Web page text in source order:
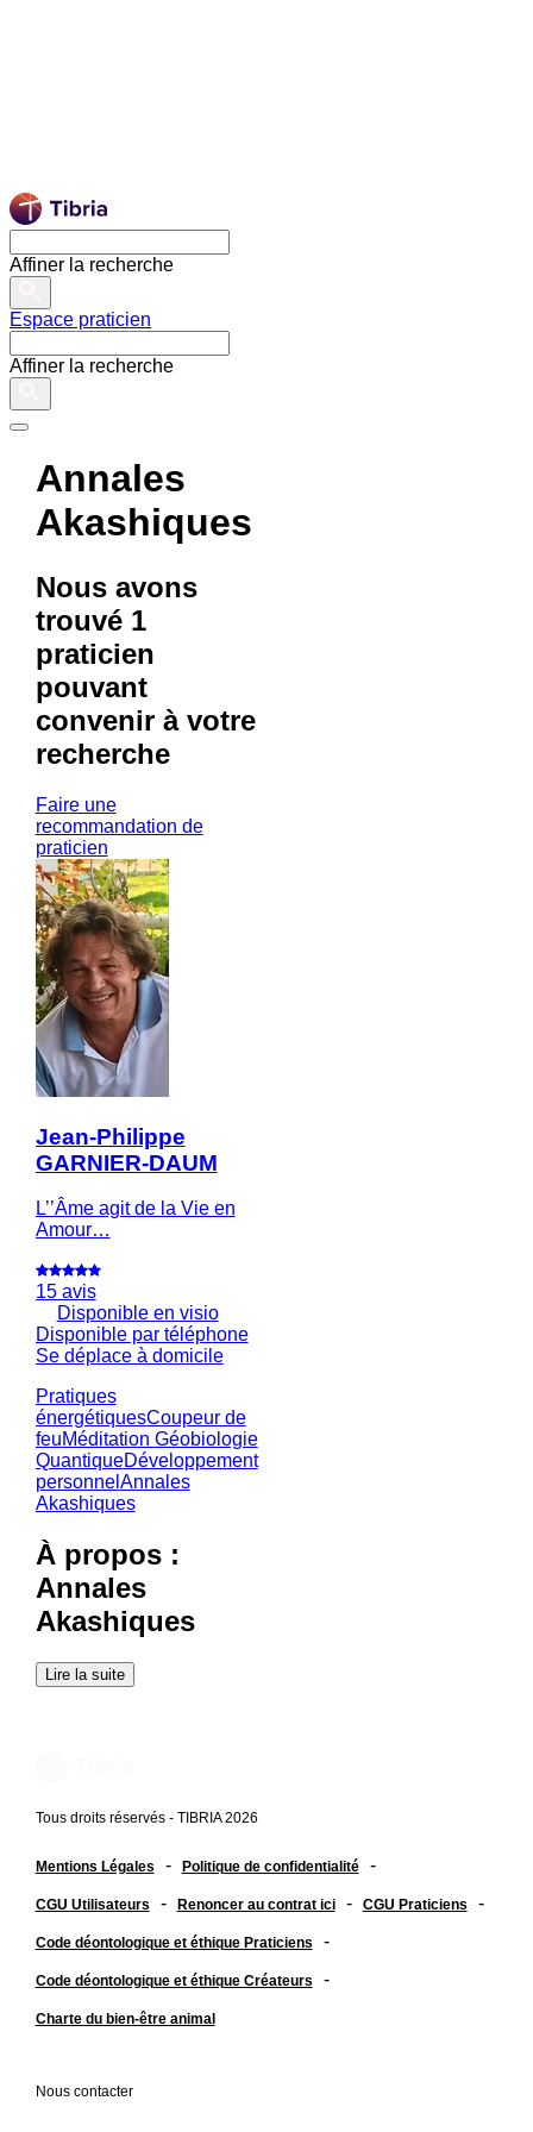
Affiner la recherche
Espace praticien
Affiner la recherche
Annales
Akashiques
Nous avons
trouvé 1
praticien
pouvant
convenir à votre
recherche
Faire une
recommandation de
praticien
Jean-Philippe
GARNIER-DAUM
L’’Âme agit de la Vie en
Amour…
15 avis
Disponible en visio
Disponible par téléphone
Se déplace à domicile
Pratiques
énergétiquesCoupeur de
feuMéditation Géobiologie
QuantiqueDéveloppement
personnel Annales
Akashiques
À propos :
Annales
Akashiques
Lire la suite
Tous droits réservés - TIBRIA 2026
Mentions Légales - Politique de confidentialité -
CGU Utilisateurs - Renoncer au contrat ici - CGU Praticiens -
Code déontologique et éthique Praticiens -
Code déontologique et éthique Créateurs -
Charte du bien-être animal
Nous contacter